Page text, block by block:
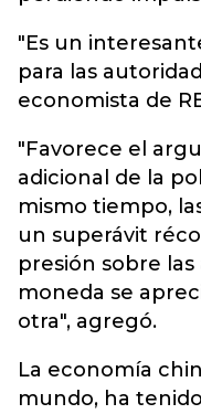
"Es un
para las
economista de
"Favorece el
adicional de la
mismo tiempo,
un superávit
presión sobre
moneda se
otra", agregó.
La economía
mundo, ha